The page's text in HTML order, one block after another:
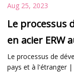
Aug 25, 2023
Le processus
en acier ERW
Le processus de
pays et à l'étranger |